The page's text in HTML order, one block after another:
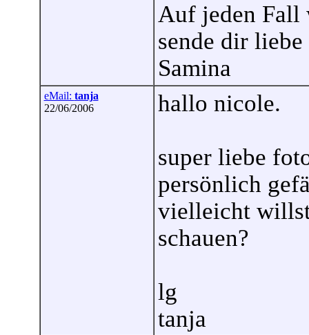
Auf jeden Fall
sende dir liebe
Samina
eMail: tanja
22/06/2006
hallo nicole.
super liebe
persönlich
vielleicht
schauen?
lg
tanja